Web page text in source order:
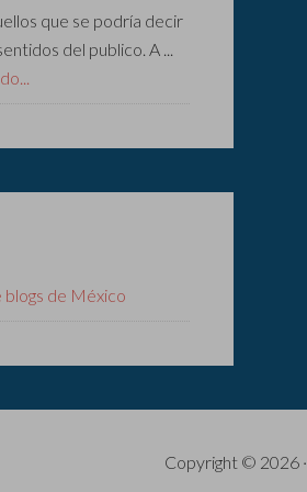
que se podría decir
del publico. A ...
Copyright © 2026 ·